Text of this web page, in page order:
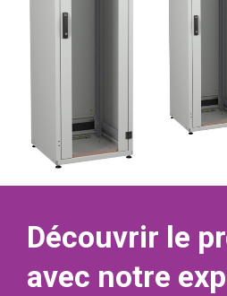
Découvrir le
avec notre